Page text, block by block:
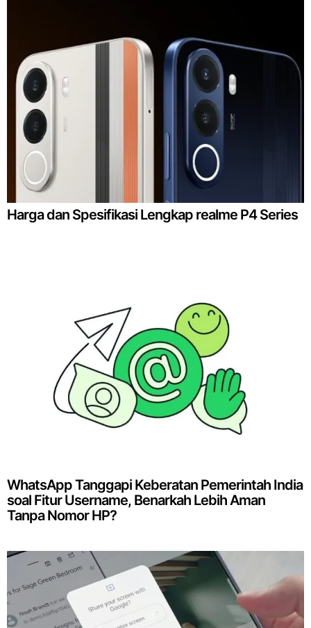
Harga dan Spesifikasi Lengkap realme P4 Series
WhatsApp Tanggapi Keberatan Pemerintah India
soal Fitur Username, Benarkah Lebih Aman
Tanpa Nomor HP?